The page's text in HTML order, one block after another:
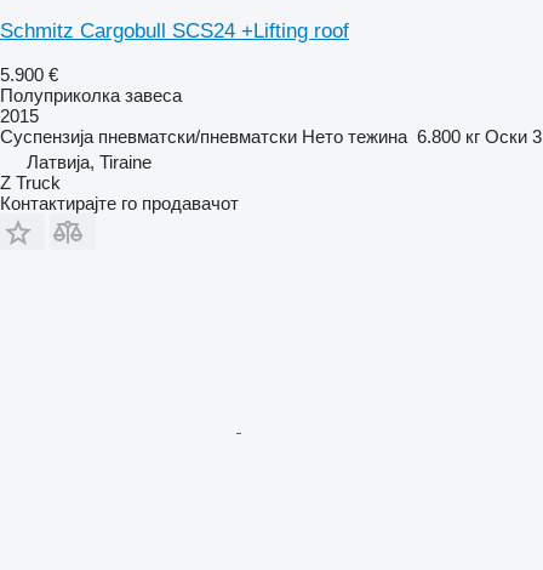
Schmitz Cargobull SCS24 +Lifting roof
5.900 €
Полуприколка завеса
2015
Суспензија пневматски/пневматски Нето тежина 6.800 кг Оски 3
Латвија, Tiraine
Z Truck
Контактирајте го продавачот